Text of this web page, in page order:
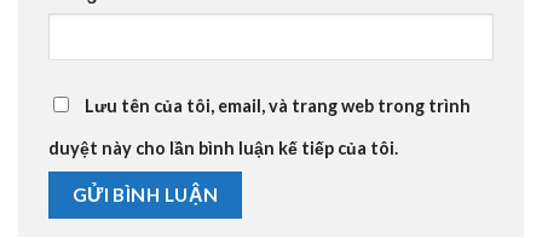
Lưu tên của tôi, email, và trang web trong trình
duyệt này cho lần bình luận kế tiếp của tôi.